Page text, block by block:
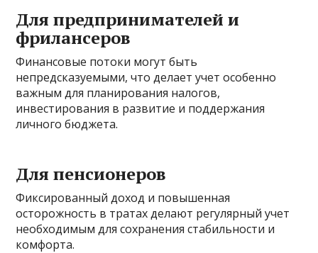
Для предпринимателей и
фрилансеров
Финансовые потоки могут быть
непредсказуемыми, что делает учет особенно
важным для планирования налогов,
инвестирования в развитие и поддержания
личного бюджета.
Для пенсионеров
Фиксированный доход и повышенная
осторожность в тратах делают регулярный учет
необходимым для сохранения стабильности и
комфорта.